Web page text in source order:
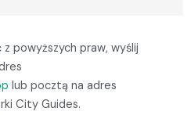
powyższych praw, wyślij
lub pocztą na adres
City Guides.